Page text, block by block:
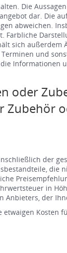
Die
dar. Die
abweichen.
sich
und
Informationen
oder
Zubehör
der
in
der
Kosten